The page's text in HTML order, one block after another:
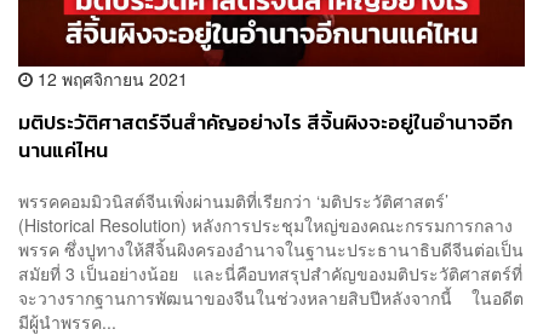
12 พฤศจิกายน 2021
มติประวัติศาสตร์จีนสำคัญอย่างไร สีจิ้นผิงจะอยู่ในอำนาจอีก
นานแค่ไหน
พรรคคอมมิวนิสต์จีนเพิ่งผ่านมติที่เรียกว่า ‘มติประวัติศาสตร์’
(Historical Resolution) หลังการประชุมใหญ่ของคณะกรรมการกลาง
พรรค ซึ่งปูทางให้สีจิ้นผิงครองอำนาจในฐานะประธานาธิบดีจีนต่อเป็น
สมัยที่ 3 เป็นอย่างน้อย และนี่คือบทสรุปสำคัญของมติประวัติศาสตร์ที่
จะวางรากฐานการพัฒนาของจีนในช่วงหลายสิบปีหลังจากนี้ ในอดีต
มีผู้นำพรรค...